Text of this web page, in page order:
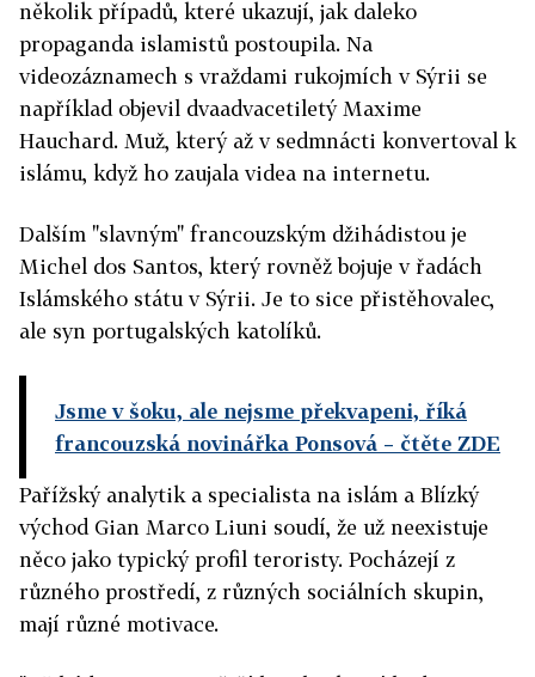
několik případů, které ukazují, jak daleko
propaganda islamistů postoupila. Na
videozáznamech s vraždami rukojmích v Sýrii se
například objevil dvaadvacetiletý Maxime
Hauchard. Muž, který až v sedmnácti konvertoval k
islámu, když ho zaujala videa na internetu.
Dalším "slavným" francouzským džihádistou je
Michel dos Santos, který rovněž bojuje v řadách
Islámského státu v Sýrii. Je to sice přistěhovalec,
ale syn portugalských katolíků.
Jsme v šoku, ale nejsme překvapeni, říká
francouzská novinářka Ponsová – čtěte ZDE
Pařížský analytik a specialista na islám a Blízký
východ Gian Marco Liuni soudí, že už neexistuje
něco jako typický profil teroristy. Pocházejí z
různého prostředí, z různých sociálních skupin,
mají různé motivace.